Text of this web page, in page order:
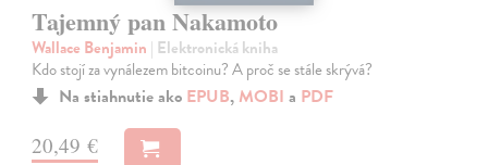
Tajemný pan Nakamoto
Wallace Benjamin | Elektronická kniha
Kdo stojí za vynálezem bitcoinu? A proč se stále skrývá?
Na stiahnutie ako EPUB, MOBI a PDF
20,49 €